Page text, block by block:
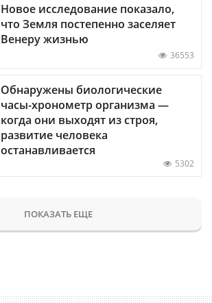
Новое исследование показало,
что Земля постепенно заселяет
Венеру жизнью
36553
Обнаружены биологические
часы-хронометр организма —
когда они выходят из строя,
развитие человека
останавливается
5302
ПОКАЗАТЬ ЕЩЕ